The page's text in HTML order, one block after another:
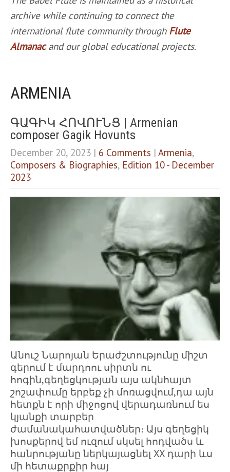
format_underlined Underline links
font_download Mark links
l
l
o
p
t
i
archive while continuing to connect the
international flute community through Flute
Almanacand our global educational projects.
ARMENIA
ԳԱԳԻԿ ՀՈՎՈՒՆՑ | Armenian
composer Gagik Hovunts
December 20, 2023 | 6 Comments | Armenia,
Composers & Biographies, Edition 10 - December
2023
Անուշ Նարոյան Երաժշտությունը միշտ
գերում է մարդոու սիրտն ու
հոգին,գեղեցկության այս ակնհայտ
շոշափումը երբեք չի մոռացվում,դա այն
հետքն է որի միջոցով վերադառնում ես
կյանքի տարբեր
ժամանակահատվածներ։ Այս գեղեցիկ
խոսքերով եմ ուզում սկսել հոդվածս և
հանրությանը ներկայացնել XX դարի ևս
մի հետաքրքիր հայ